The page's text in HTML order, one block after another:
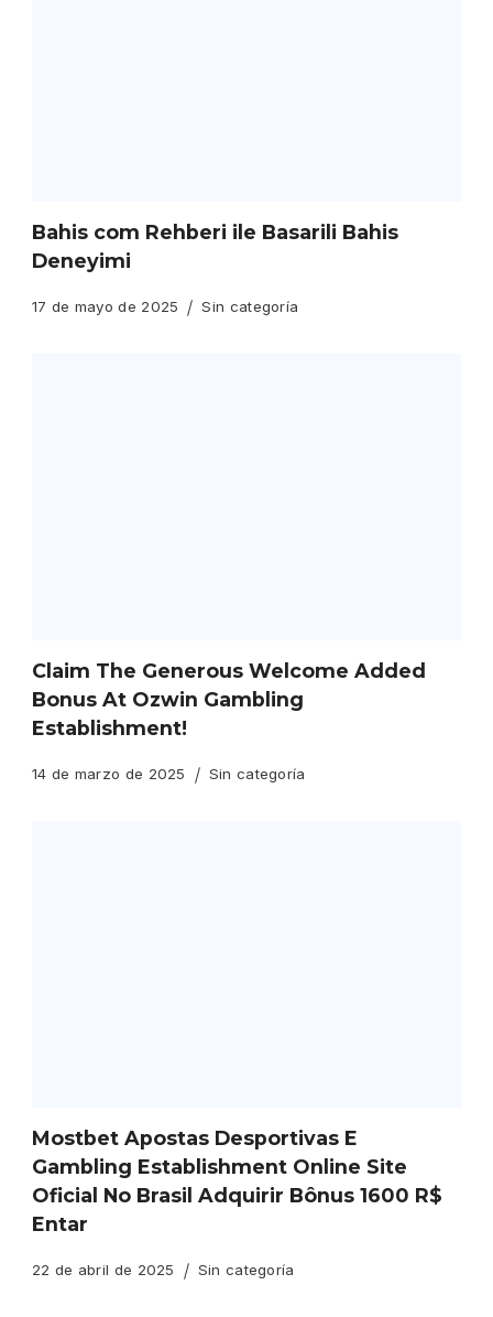
Bahis com Rehberi ile Basarili Bahis
Deneyimi
17 de mayo de 2025 Sin categoría
Claim The Generous Welcome Added
Bonus At Ozwin Gambling
Establishment!
14 de marzo de 2025 Sin categoría
Mostbet Apostas Desportivas E
Gambling Establishment Online Site
Oficial No Brasil Adquirir Bônus 1600 R$
Entar
22 de abril de 2025 Sin categoría